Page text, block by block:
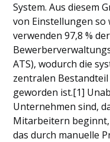
Wenn
Grenzen stoßen
Vorlage vs.
Schlussfolgerung
Häufig gestellte
System. Aus diesem
von Einstellungen so
verwenden 97,8 %
ATS), wodurch die
zentralen
geworden ist.[1]
Unternehmen sind,
Mitarbeitern
das durch manuelle